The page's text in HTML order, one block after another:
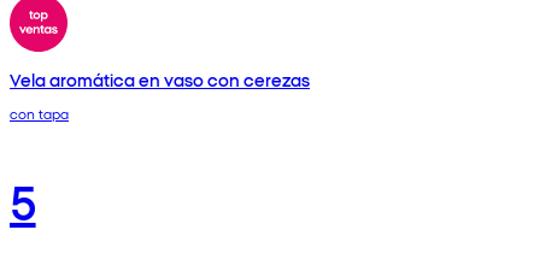
Vela aromática en vaso con cerezas
con tapa
5